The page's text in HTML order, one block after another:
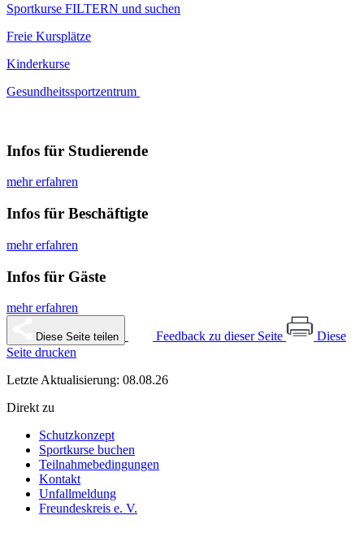
Sportkurse FILTERN und suchen
Freie Kursplätze
Kinderkurse
Gesundheitssportzentrum
Infos für Studierende
mehr erfahren
Infos für Beschäftigte
mehr erfahren
Infos für Gäste
mehr erfahren
Diese Seite teilen Feedback zu dieser Seite
Diese
Seite drucken
Letzte Aktualisierung: 08.08.26
Direkt zu
Schutzkonzept
Sportkurse buchen
Teilnahmebedingungen
Kontakt
Unfallmeldung
Freundeskreis e. V.